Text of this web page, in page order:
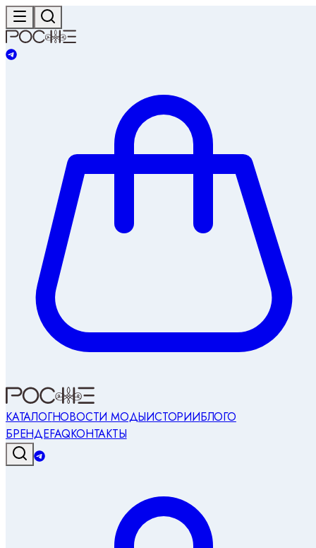
КАТАЛОГНОВОСТИ МОДЫИСТОРИИБЛОГО
БРЕНДЕFAQКОНТАКТЫ